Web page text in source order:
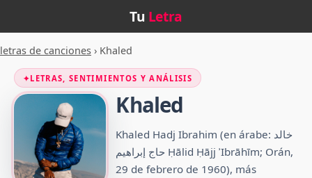
Tu Letra
letras de canciones › Khaled
✦LETRAS, SENTIMIENTOS Y ANÁLISIS
Khaled
Khaled Hadj Ibrahim (en árabe: خالد
حاج إبراهيم‎ Ḥālid Ḥājj ʾIbrāhīm; Orán,
29 de febrero de 1960), más